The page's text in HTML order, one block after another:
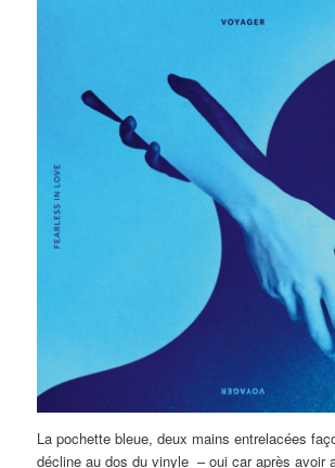
La pochette bleue, deux mains entrelacées
décline au dos du vinyle – oui car après avoir